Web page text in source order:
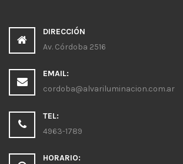
DIRECCIÓN
Av. Córdoba 2516
EMAIL:
cordoba@alvariluminacion.com.ar
TEL:
4963-1789
HORARIO: